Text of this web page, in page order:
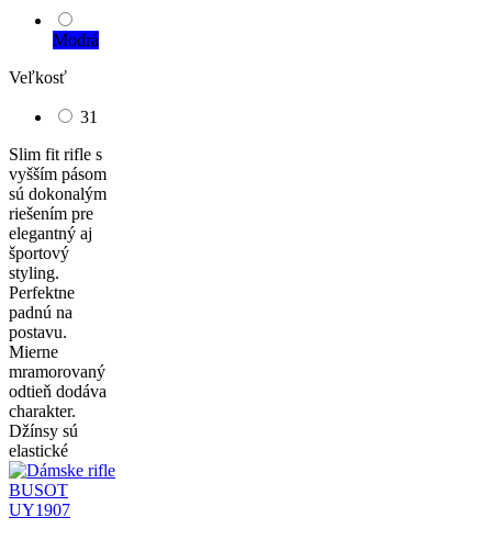
Modrá
Veľkosť
31
Slim fit rifle s
vyšším pásom
sú dokonalým
riešením pre
elegantný aj
športový
styling.
Perfektne
padnú na
postavu.
Mierne
mramorovaný
odtieň dodáva
charakter.
Džínsy sú
elastické